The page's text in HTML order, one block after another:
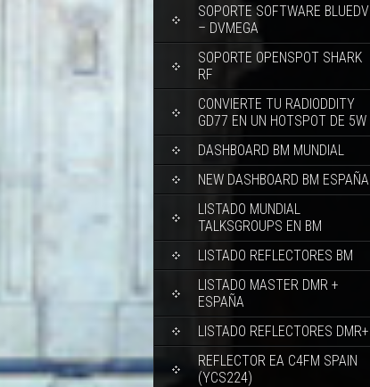
SOPORTE SOFTWARE BLUEDV
– DVMEGA
SOPORTE OPENSPOT SHARK
RF
CONVIERTE TU RADIODDITY
GD77 EN UN HOTSPOT DE 5W
DASHBOARD BM MUNDIAL
NEW DASHBOARD BM ESPAÑA
LISTADO MUNDIAL
TALKSGROUPS EN BM
LISTADO REFLECTORES BM
LISTADO MASTER DMR +
ESPAÑA
LISTADO REFLECTORES DMR+
REFLECTOR EA C4FM SPAIN
(YCS224)